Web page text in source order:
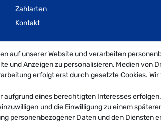
Zahlarten
Kontakt
© 2026
Alle Preise
auf unserer Website und verarbeiten
und Anzeigen zu personalisieren, Medien von
erfolgt erst durch gesetzte Cookies.
aufgrund eines berechtigten Interesses
und die Einwilligung zu einem
personenbezogener Daten und den Diensten